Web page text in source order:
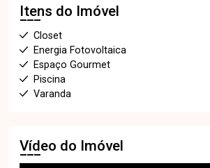
Itens do Imóvel
Closet
Energia Fotovoltaica
Espaço Gourmet
Piscina
Varanda
Vídeo do Imóvel